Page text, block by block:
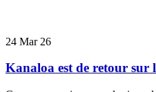
24 Mar 26
Kanaloa est de retour sur